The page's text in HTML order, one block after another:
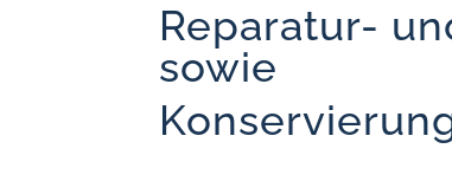
Reparatur-
sowie